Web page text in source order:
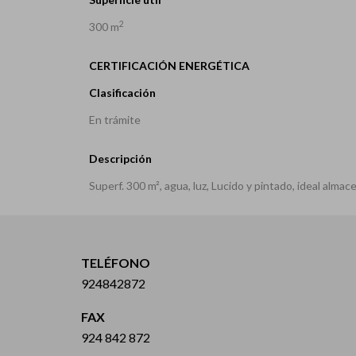
300 m2
CERTIFICACIÓN ENERGÉTICA
Clasificación
En trámite
Descripción
Superf. 300 m², agua, luz, Lucido y pintado, ideal
TELÉFONO
924842872
FAX
924 842 872